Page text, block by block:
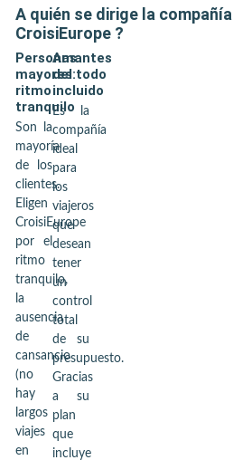
A quién se dirige la compañía
CroisiEurope ?
Personas
mayores:
ritmo
tranquilo
Son la
mayoría
de los
clientes.
Eligen
CroisiEurope
por el
ritmo
tranquilo,
la
ausencia
de
cansancio
(no
hay
largos
viajes
en
Amantes
del todo
incluido
Es la
compañía
ideal
para
los
viajeros
que
desean
tener
un
control
total
de su
presupuesto.
Gracias
a su
plan
que
incluye